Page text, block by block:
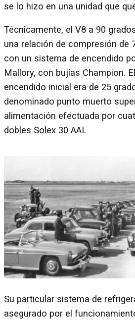
se lo hizo en una unidad que
Técnicamente, el V8 a 90
una relación de compresión de
con un sistema de encendido
Mallory, con bujías Champion.
encendido inicial era de 25
denominado punto muerto
alimentación efectuada por
dobles Solex 30 AAI.
Su particular sistema de
asegurado por el